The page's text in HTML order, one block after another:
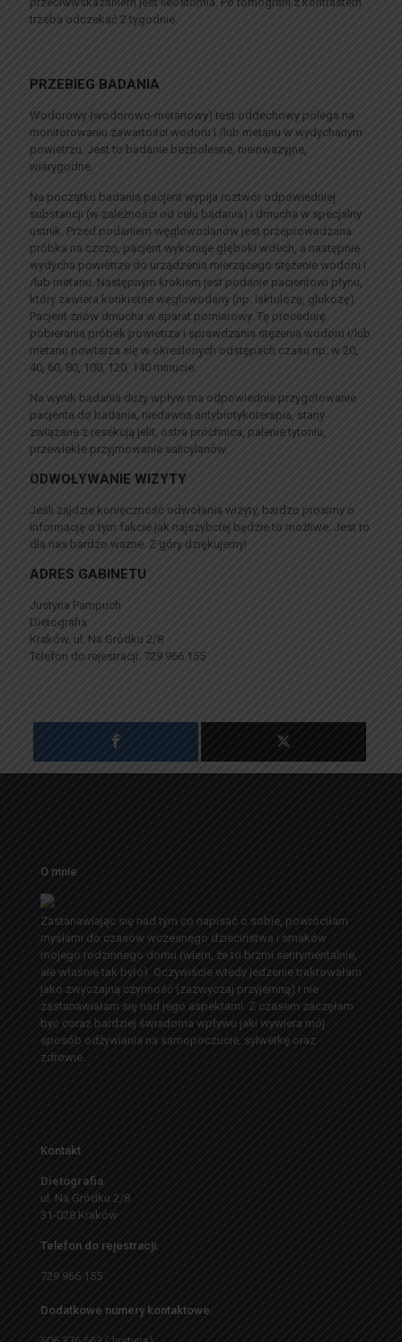
trzeba odczekać 2 tygodnie.
PRZEBIEG BADANIA
Wodorowy (wodorowo-metanowy) test oddechowy polega na
monitorowaniu zawartości wodoru i /lub metanu w wydychanym
powietrzu. Jest to badanie bezbolesne, nieinwazyjne,
wiarygodne.
Na początku badania pacjent wypija roztwór odpowiedniej
substancji (w zależności od celu badania) i dmucha w specjalny
ustnik. Przed podaniem węglowodanów jest przeprowadzana
próbka na czczo, pacjent wykonuje głęboki wdech, a następnie
wydycha powietrze do urządzenia mierzącego stężenie wodoru i
/lub metanu. Następnym krokiem jest podanie pacjentowi płynu,
który zawiera konkretne węglowodany (np. laktulozę, glukozę).
Pacjent znów dmucha w aparat pomiarowy. Tę procedurę
pobierania próbek powietrza i sprawdzania stężenia wodoru i/lub
metanu powtarza się w określonych odstępach czasu np. w 20,
40, 60, 80, 100, 120, 140 minucie.
Na wynik badania duży wpływ ma odpowiednie przygotowanie
pacjenta do badania, niedawna antybiotykoterapia, stany
związane z resekcją jelit, ostra próchnica, palenie tytoniu,
przewlekłe przyjmowanie salicylanów.
ODWOŁYWANIE WIZYTY
Jeśli zajdzie konieczność odwołania wizyty, bardzo prosimy o
informację o tym fakcie jak najszybciej będzie to możliwe. Jest to
dla nas bardzo ważne. Z góry dziękujemy!
ADRES GABINETU
Justyna Pampuch
Dietografia
Kraków, ul. Na Gródku 2/8
Telefon do rejestracji: 729 966 155
O mnie
Zastanawiając się nad tym co napisać o sobie, powróciłam
myślami do czasów wczesnego dzieciństwa i smaków
mojego rodzinnego domu (wiem, że to brzmi sentymentalnie,
ale właśnie tak było). Oczywiście wtedy jedzenie traktowałam
jako zwyczajną czynność (zazwyczaj przyjemną) i nie
zastanawiałam się nad jego aspektami. Z czasem zaczęłam
być coraz bardziej świadoma wpływu jaki wywiera mój
sposób odżywiania na samopoczucie, sylwetkę oraz
zdrowie.
Kontakt
Dietografia
ul. Na Gródku 2/8
31-028 Kraków
Telefon do rejestracji:
729 966 155
Dodatkowe numery kontaktowe: